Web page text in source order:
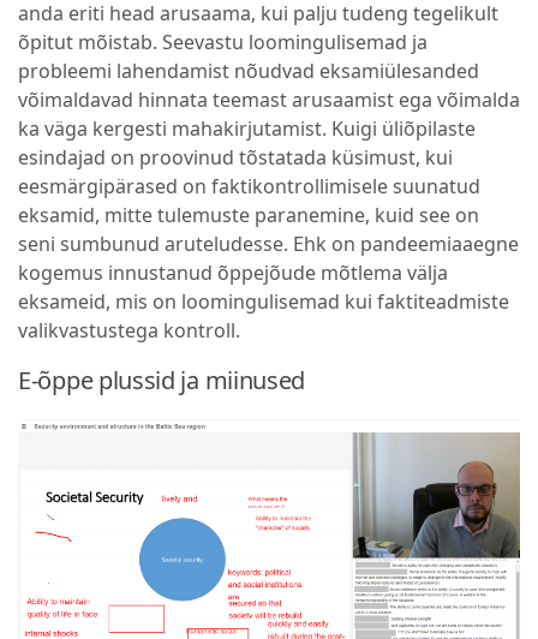
anda eriti head arusaama, kui palju tudeng tegelikult
õpitut mõistab. Seevastu loomingulisemad ja
probleemi lahendamist nõudvad eksamiülesanded
võimaldavad hinnata teemast arusaamist ega võimalda
ka väga kergesti mahakirjutamist. Kuigi üliõpilaste
esindajad on proovinud tõstatada küsimust, kui
eesmärgipärased on faktikontrollimisele suunatud
eksamid, mitte tulemuste paranemine, kuid see on
seni sumbunud aruteludesse. Ehk on pandeemiaaegne
kogemus innustanud õppejõude mõtlema välja
eksameid, mis on loomingulisemad kui faktiteadmiste
valikvastustega kontroll.
E-õppe plussid ja miinused